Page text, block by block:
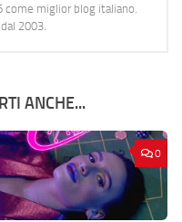
miglior blog italiano.
2003.
ANCHE...
0